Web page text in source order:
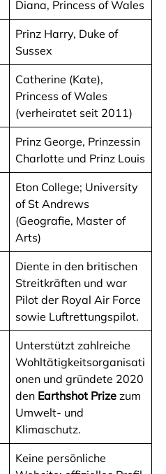
Diana, Princess of Wales
Prinz Harry, Duke of
Sussex
Catherine (Kate),
Princess of Wales
(verheiratet seit 2011)
Prinz George, Prinzessin
Charlotte und Prinz Louis
Eton College; University
of St Andrews
(Geografie, Master of
Arts)
Diente in den britischen
Streitkräften und war
Pilot der Royal Air Force
sowie Luftrettungspilot.
Unterstützt zahlreiche
Wohltätigkeitsorganisati
onen und gründete 2020
den Earthshot Prize zum
Umwelt- und
Klimaschutz.
Keine persönliche